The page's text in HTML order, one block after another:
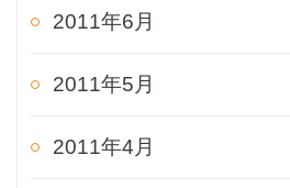
2011年6月
2011年5月
2011年4月